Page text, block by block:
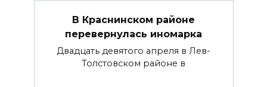
В Краснинском районе
перевернулась иномарка
Двадцать девятого апреля в Лев-
Толстовском районе в